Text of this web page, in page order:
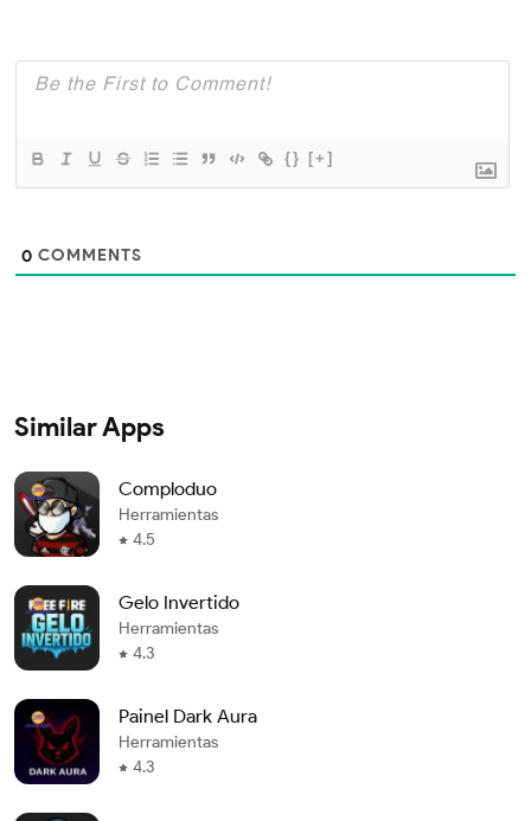
{} [+]
0 COMMENTS
Similar Apps
Comploduo
Herramientas
4.5
Gelo Invertido
Herramientas
4.3
Painel Dark Aura
Herramientas
4.3